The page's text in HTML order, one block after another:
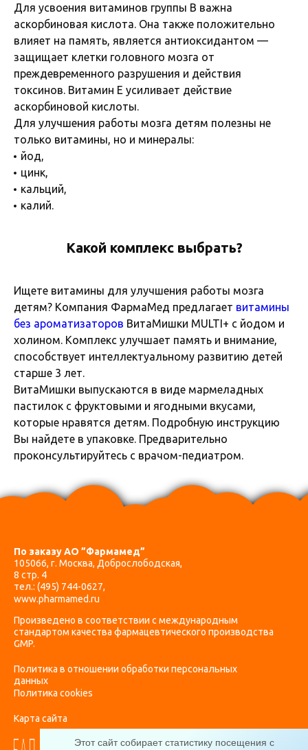
Для усвоения витаминов группы B важна
аскорбиновая кислота. Она также положительно
влияет на память, является антиоксидантом —
защищает клетки головного мозга от
преждевременного разрушения и действия
токсинов. Витамин E усиливает действие
аскорбиновой кислоты.
Для улучшения работы мозга детям полезны не
только витамины, но и минералы:
йод,
цинк,
кальций,
калий.
Какой комплекс выбрать?
Ищете витамины для улучшения работы мозга
детям? Компания ФармаМед предлагает витамины
без ароматизаторов ВитаМишки MULTI+ с йодом и
холином. Комплекс улучшает память и внимание,
способствует интеллектуальному развитию детей
старше 3 лет.
ВитаМишки выпускаются в виде мармеладных
пастилок с фруктовыми и ягодными вкусами,
которые нравятся детям. Подробную инструкцию
Вы найдете в упаковке. Предварительно
проконсультируйтесь с врачом-педиатром.
Этот сайт собирает статистику посещения с
По заказу АО ”Фармамед”
105066, г. Москва, Доброслободская,
8 стр. 4
тел.: (495) 744-0627,
www.pharmamed.ru
Произведено в соответствии с международным
стандартом качества фармацевтического производства
GMP.
Политика в отношении обработки персональных
данных
Политика cookies
Карта сайта